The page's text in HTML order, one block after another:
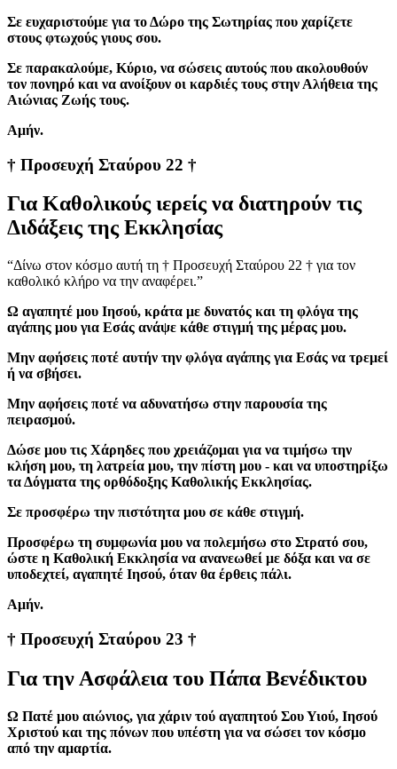
Σε ευχαριστούμε για το Δώρο της Σωτηρίας που χαρίζετε
στους φτωχούς γιους σου.
Σε παρακαλούμε, Κύριο, να σώσεις αυτούς που ακολουθούν
τον πονηρό και να ανοίξουν οι καρδιές τους στην Αλήθεια της
Αιώνιας Ζωής τους.
Aμήν.
† Προσευχή Σταύρου 22 †
Για Καθολικούς ιερείς να διατηρούν τις
Διδάξεις της Εκκλησίας
“Δίνω στον κόσμο αυτή τη † Προσευχή Σταύρου 22 † για τον
καθολικό κλήρο να την αναφέρει.”
Ω αγαπητέ μου Ιησού, κράτα με δυνατός και τη φλόγα της
αγάπης μου για Εσάς ανάψε κάθε στιγμή της μέρας μου.
Μην αφήσεις ποτέ αυτήν την φλόγα αγάπης για Εσάς να τρεμεί
ή να σβήσει.
Μην αφήσεις ποτέ να αδυνατήσω στην παρουσία της
πειρασμού.
Δώσε μου τις Χάρηδες που χρειάζομαι για να τιμήσω την
κλήση μου, τη λατρεία μου, την πίστη μου - και να υποστηρίξω
τα Δόγματα της ορθόδοξης Καθολικής Εκκλησίας.
Σε προσφέρω την πιστότητα μου σε κάθε στιγμή.
Προσφέρω τη συμφωνία μου να πολεμήσω στο Στρατό σου,
ώστε η Καθολική Εκκλησία να ανανεωθεί με δόξα και να σε
υποδεχτεί, αγαπητέ Ιησού, όταν θα έρθεις πάλι.
Aμήν.
† Προσευχή Σταύρου 23 †
Για την Ασφάλεια του Πάπα Βενέδικτου
Ω Πατέ μου αιώνιος, για χάριν τού αγαπητού Σου Υιού, Ιησού
Χριστού και της πόνων που υπέστη για να σώσει τον κόσμο
από την αμαρτία.